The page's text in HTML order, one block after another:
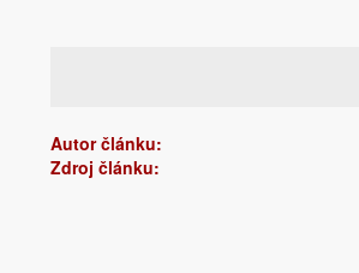
Autor článku:
Zdroj článku: